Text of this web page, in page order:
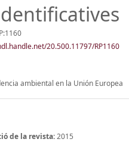
20.500.11797/RP1160
ambiental en la Unión Europea
de la revista:2015